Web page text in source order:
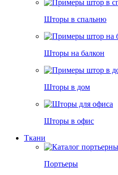
Шторы в спальню
Шторы на балкон
Шторы в дом
Шторы в офис
Ткани
Портьеры